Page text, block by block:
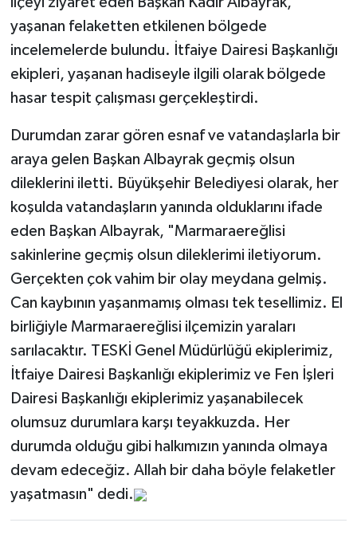
yaşanan felaketten etkilenen bölgede
incelemelerde bulundu. İtfaiye Dairesi Başkanlığı
ekipleri, yaşanan hadiseyle ilgili olarak bölgede
hasar tespit çalışması gerçekleştirdi.
Durumdan zarar gören esnaf ve vatandaşlarla bir
araya gelen Başkan Albayrak geçmiş olsun
dileklerini iletti. Büyükşehir Belediyesi olarak, her
koşulda vatandaşların yanında olduklarını ifade
eden Başkan Albayrak, "Marmaraereğlisi
sakinlerine geçmiş olsun dileklerimi iletiyorum.
Gerçekten çok vahim bir olay meydana gelmiş.
Can kaybının yaşanmamış olması tek tesellimiz. El
birliğiyle Marmaraereğlisi ilçemizin yaraları
sarılacaktır. TESKİ Genel Müdürlüğü ekiplerimiz,
İtfaiye Dairesi Başkanlığı ekiplerimiz ve Fen İşleri
Dairesi Başkanlığı ekiplerimiz yaşanabilecek
olumsuz durumlara karşı teyakkuzda. Her
durumda olduğu gibi halkımızın yanında olmaya
devam edeceğiz. Allah bir daha böyle felaketler
yaşatmasın" dedi.